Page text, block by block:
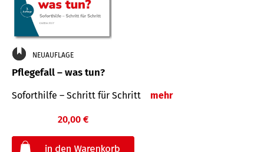
NEUAUFLAGE
Pflegefall – was tun?
Soforthilfe – Schritt für Schritt mehr
20,00 €